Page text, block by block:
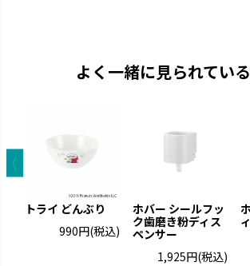
よく一緒に見られてい
トライ どんぶり
990円(税込)
ホバー シールフッ
ク歯磨き粉ディス
ペンサー
1,925円(税込)